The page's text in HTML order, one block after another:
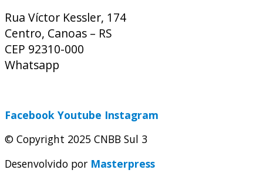
Rua Víctor Kessler, 174
Centro, Canoas – RS
CEP 92310-000
Whatsapp
Facebook Youtube Instagram
© Copyright 2025 CNBB Sul 3
Desenvolvido por Masterpress